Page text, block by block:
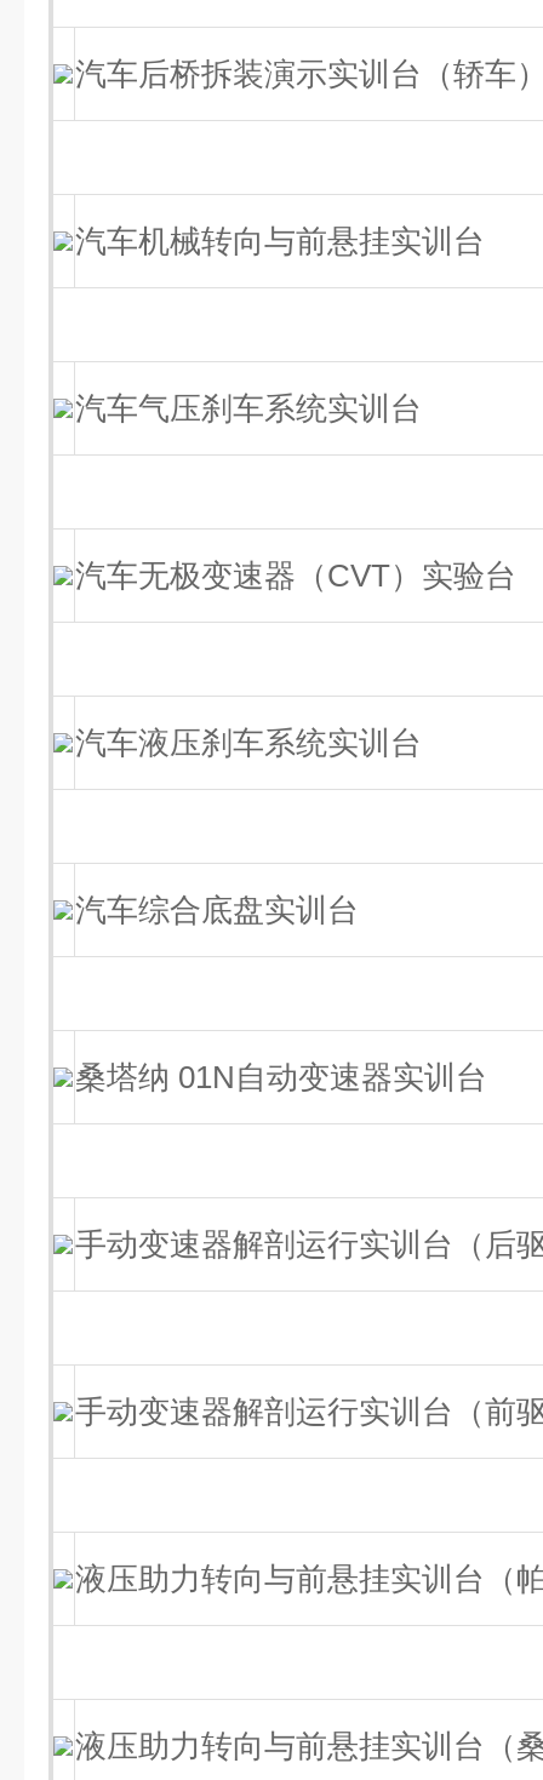
汽车后桥拆装演示实训台（轿车
汽车机械转向与前悬挂实训台
汽车气压刹车系统实训台
汽车无极变速器（CVT）实验台
汽车液压刹车系统实训台
汽车综合底盘实训台
桑塔纳 01N自动变速器实训台
手动变速器解剖运行实训台（后
手动变速器解剖运行实训台（前
液压助力转向与前悬挂实训台（
液压助力转向与前悬挂实训台（